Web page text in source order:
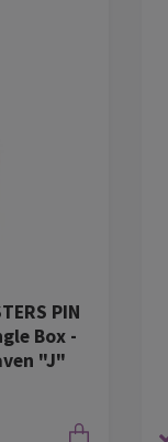
PIN
Box -
"J"